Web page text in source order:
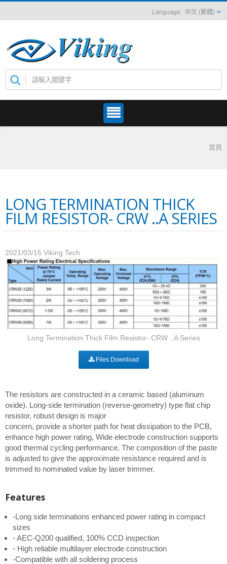
中文 (繁體)
首頁
LONG TERMINATION THICK
FILM RESISTOR- CRW ..A SERIES
2021/03/15 Viking Tech
Long Termination Thick Film Resistor- CRW ..A Series
Files Download
The resistors are constructed in a ceramic based (aluminum
oxide). Long-side termination (reverse-geometry) type flat chip
resistor, robust design is major
concern, provide a shorter path for heat dissipation to the PCB,
enhance high power rating, Wide electrode construction supports
good thermal cycling performance. The composition of the paste
is adjusted to give the approximate resistance required and is
trimmed to nominated value by laser trimmer.
Features
-Long side terminations enhanced power rating in compact
sizes
- AEC-Q200 qualified, 100% CCD inspection
- High reliable multilayer electrode construction
-Compatible with all soldering process